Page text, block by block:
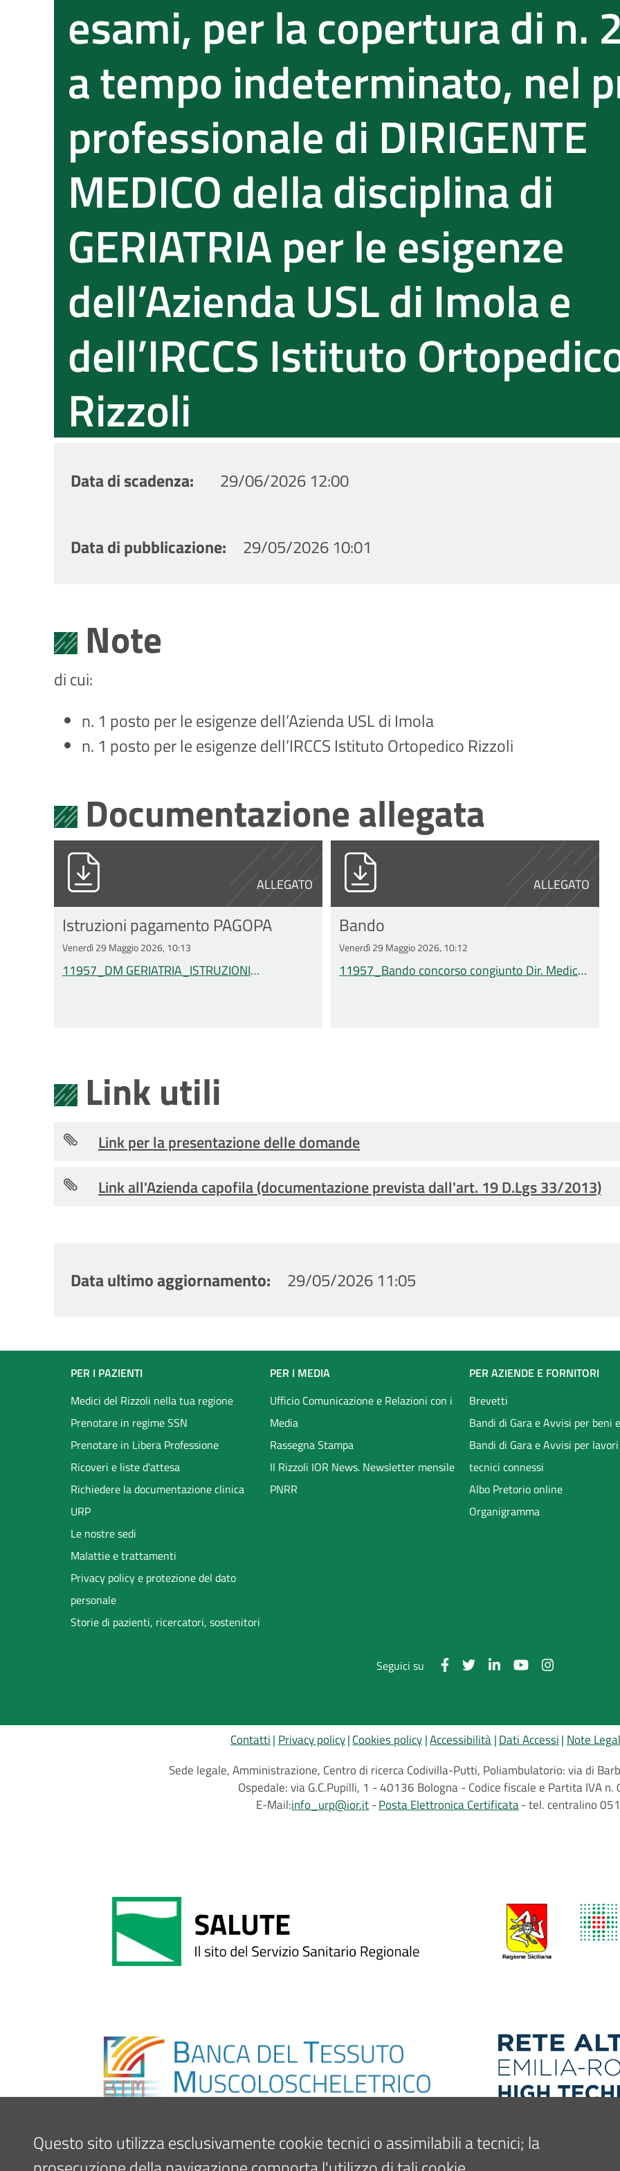
esami, per la copertura di n.
a tempo indeterminato, nel
professionale di DIRIGENTE
MEDICO della disciplina di
GERIATRIA per le esigenze
dell’Azienda USL di Imola e
dell’IRCCS Istituto
Rizzoli
Data di scadenza 29/06/2026 12:00
Data di pubblicazione 29/05/2026 10:01
Note
di cui:
n. 1 posto per le esigenze dell’Azienda USL di Imola
n. 1 posto per le esigenze dell’IRCCS Istituto Ortopedico Rizzoli
Documentazione allegata
ALLEGATO
11957_DM GERIATRIA_ISTRUZIONI PAGAMENTO PAGOPA.pdf
Istruzioni pagamento PAGOPA
Venerdì 29 Maggio 2026, 10:13
11957_DM GERIATRIA_ISTRUZIONI
ALLEGATO
11957_Bando concorso congiunto Dir.
Bando
Venerdì 29 Maggio 2026, 10:12
11957_Bando concorso congiunto Dir. Medico
Link utili
Link per la presentazione delle domande
Link all'Azienda capofila (documentazione prevista dall'art. 19 D.Lgs 33/2013)
Data ultimo aggiornamento 29/05/2026 11:05
Footer
menu
PER I PAZIENTI
Medici del Rizzoli nella tua regione
Prenotare in regime SSN
Prenotare in Libera Professione
Ricoveri e liste d'attesa
Richiedere la documentazione clinica
URP
Le nostre sedi
Malattie e trattamenti
Privacy policy e protezione del dato
personale
Storie di pazienti, ricercatori, sostenitori
PER I MEDIA
Ufficio Comunicazione e Relazioni con i
Media
Rassegna Stampa
Il Rizzoli IOR News. Newsletter mensile
PNRR
PER AZIENDE E FORNITORI
Brevetti
Bandi di Gara e Avvisi per beni
Bandi di Gara e Avvisi per
tecnici connessi
Albo Pretorio online
Organigramma
Seguici su
Contatti Privacy policy Cookies policy Accessibilità Dati Accessi Note
Sede legale, Amministrazione, Centro di ricerca Codivilla-Putti, Poliambulatorio: via di
Ospedale: via G.C.Pupilli, 1 - 40136 Bologna - Codice fiscale e Partita IVA
E-Mail:info_urp@ior.it Posta Elettronica Certificata tel. centralino
Questo sito utilizza esclusivamente cookie tecnici o assimilabili a tecnici; la